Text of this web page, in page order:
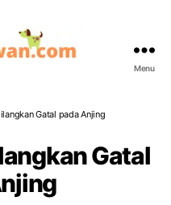
Menu
Gatal pada Anjing
Gatal